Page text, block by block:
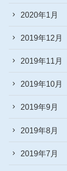
2020年1月
2019年12月
2019年11月
2019年10月
2019年9月
2019年8月
2019年7月